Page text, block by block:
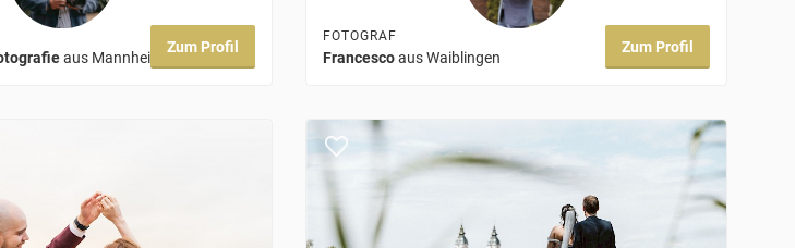
aus Mannheim
Zum Profil
FOTOGRAF
Francescoaus Waiblingen
Zum Profil